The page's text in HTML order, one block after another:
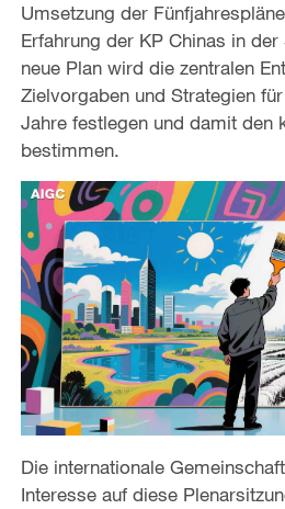
Umsetzung der
Erfahrung der KP Chinas in
neue Plan wird die zentralen
Zielvorgaben und Strategien
Jahre festlegen und damit den
bestimmen.
Die internationale
Interesse auf diese